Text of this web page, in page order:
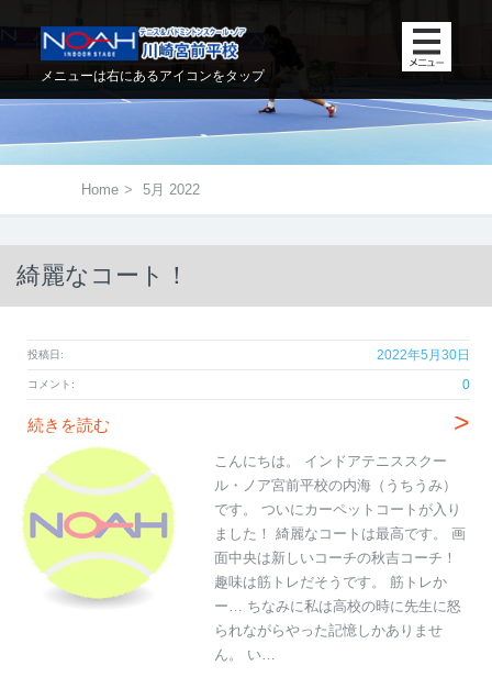
メニューは右にあるアイコンをタップ
Home > 5月 2022
綺麗なコート！
投稿日: 2022年5月30日
コメント: 0
続きを読む >
こんにちは。 インドアテニススクー
ル・ノア宮前平校の内海（うちうみ）
です。 ついにカーペットコートが入り
ました！ 綺麗なコートは最高です。 画
面中央は新しいコーチの秋吉コーチ！
趣味は筋トレだそうです。 筋トレか
ー… ちなみに私は高校の時に先生に怒
られながらやった記憶しかありませ
ん。 い…